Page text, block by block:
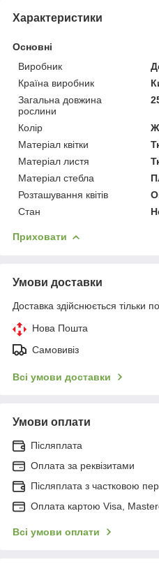
Характеристики
Основні
Виробник
Країна виробник
Загальна довжина
рослини
Колір
Матеріал квітки
Матеріал листя
Матеріал стебла
Розташування квітів
Стан
Приховати
Умови доставки
Доставка здійснюється тільки
Нова Пошта
Самовивіз
Всі умови доставки
Умови оплати
Післяплата
Оплата за реквізитами
Післяплата з частковою
Оплата картою Visa,
Всі умови оплати